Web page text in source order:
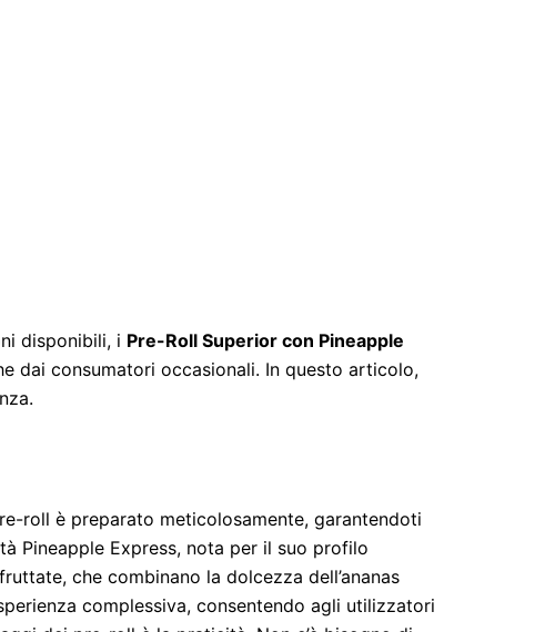
disponibili, i Pre-Roll Superior con Pineapple
dai consumatori occasionali. In questo articolo,
roll è preparato meticolosamente, garantendoti
Pineapple Express, nota per il suo profilo
che combinano la dolcezza dell’ananas
complessiva, consentendo agli utilizzatori